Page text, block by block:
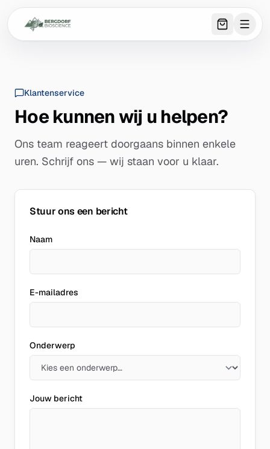
0 item
Klantenservice
Hoe kunnen wij u helpen?
Ons team reageert doorgaans binnen enkele
uren. Schrijf ons — wij staan voor u klaar.
Stuur ons een bericht
Naam
E-mailadres
Onderwerp
Jouw bericht